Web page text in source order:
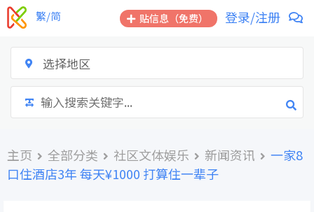
跳
到
贴信息（免费） 登录/注册
繁/简
选择地区
主页 全部分类 社区文体娱乐 新闻资讯
一家8
口住酒店3年 每天¥1000 打算住一辈子